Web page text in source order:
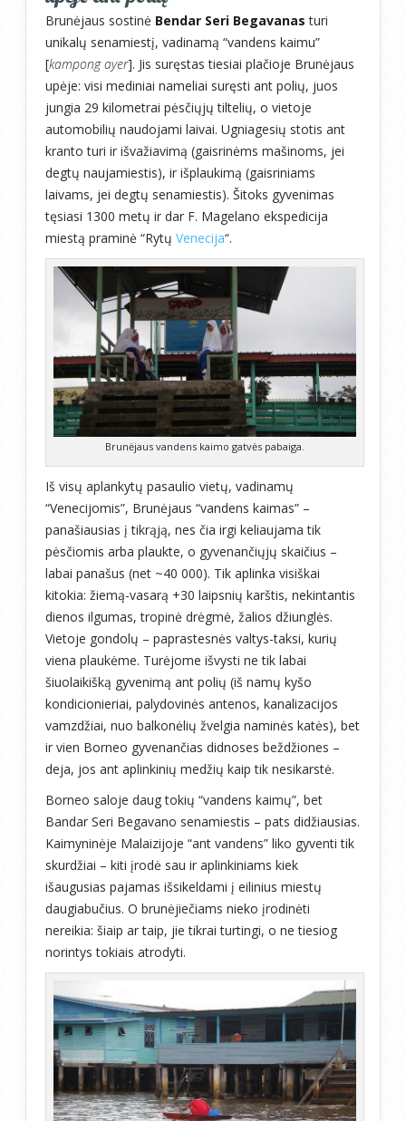
Brunėjaus sostinė Bendar Seri Begavanas turi
unikalų senamiestį, vadinamą “vandens kaimu”
[kampong ayer]. Jis suręstas tiesiai plačioje Brunėjaus
upėje: visi mediniai nameliai suręsti ant polių, juos
jungia 29 kilometrai pėsčiųjų tiltelių, o vietoje
automobilių naudojami laivai. Ugniagesių stotis ant
kranto turi ir išvažiavimą (gaisrinėms mašinoms, jei
degtų naujamiestis), ir išplaukimą (gaisriniams
laivams, jei degtų senamiestis). Šitoks gyvenimas
tęsiasi 1300 metų ir dar F. Magelano ekspedicija
miestą praminė “Rytų Venecija“.
Brunėjaus vandens kaimo gatvės pabaiga.
Iš visų aplankytų pasaulio vietų, vadinamų
“Venecijomis”, Brunėjaus “vandens kaimas” –
panašiausias į tikrąją, nes čia irgi keliaujama tik
pėsčiomis arba plaukte, o gyvenančiųjų skaičius –
labai panašus (net ~40 000). Tik aplinka visiškai
kitokia: žiemą-vasarą +30 laipsnių karštis, nekintantis
dienos ilgumas, tropinė drėgmė, žalios džiunglės.
Vietoje gondolų – paprastesnės valtys-taksi, kurių
viena plaukėme. Turėjome išvysti ne tik labai
šiuolaikišką gyvenimą ant polių (iš namų kyšo
kondicionieriai, palydovinės antenos, kanalizacijos
vamzdžiai, nuo balkonėlių žvelgia naminės katės), bet
ir vien Borneo gyvenančias didnoses beždžiones –
deja, jos ant aplinkinių medžių kaip tik nesikarstė.
Borneo saloje daug tokių “vandens kaimų”, bet
Bandar Seri Begavano senamiestis – pats didžiausias.
Kaimyninėje Malaizijoje “ant vandens” liko gyventi tik
skurdžiai – kiti įrodė sau ir aplinkiniams kiek
išaugusias pajamas išsikeldami į eilinius miestų
daugiabučius. O brunėjiečiams nieko įrodinėti
nereikia: šiaip ar taip, jie tikrai turtingi, o ne tiesiog
norintys tokiais atrodyti.